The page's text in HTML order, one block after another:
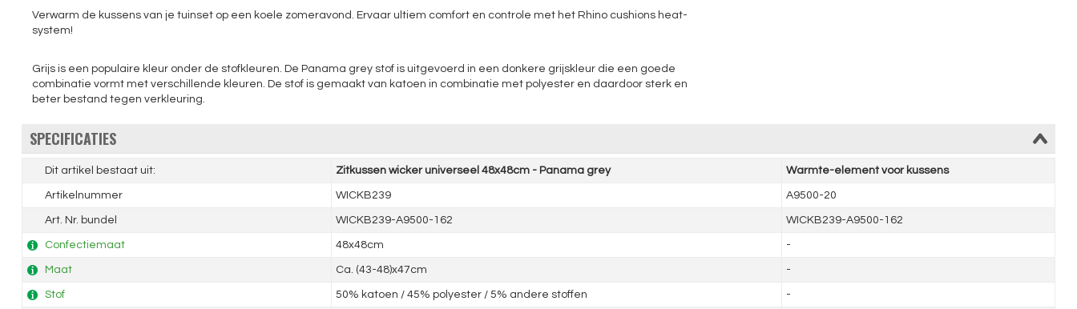
Verwarm de kussens van je tuinset op een koele zomeravond. Ervaar ultiem comfort en controle met het Rhino cushions heat-
system!
Grijs is een populaire kleur onder de stofkleuren. De Panama grey stof is uitgevoerd in een donkere grijskleur die een goede
combinatie vormt met verschillende kleuren. De stof is gemaakt van katoen in combinatie met polyester en daardoor sterk en
beter bestand tegen verkleuring.
SPECIFICATIES
Dit artikel bestaat uit: Zitkussen wicker universeel 48x48cm - Panama grey Warmte-element voor kussens
Artikelnummer WICKB239 A9500-20
Art. Nr. bundel WICKB239-A9500-162 WICKB239-A9500-162
Confectiemaat 48x48cm -
Maat Ca. (43-48)x47cm -
Stof 50% katoen / 45% polyester / 5% andere stoffen -